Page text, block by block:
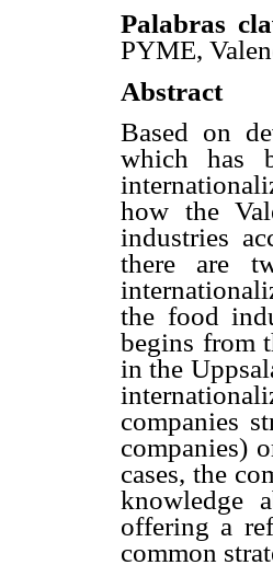
Palabras
PYME,
Abstract
Based on
which has
how the
industries
there are
the food
begins from
in the
companies
companies)
cases, the
knowledge
offering a
common